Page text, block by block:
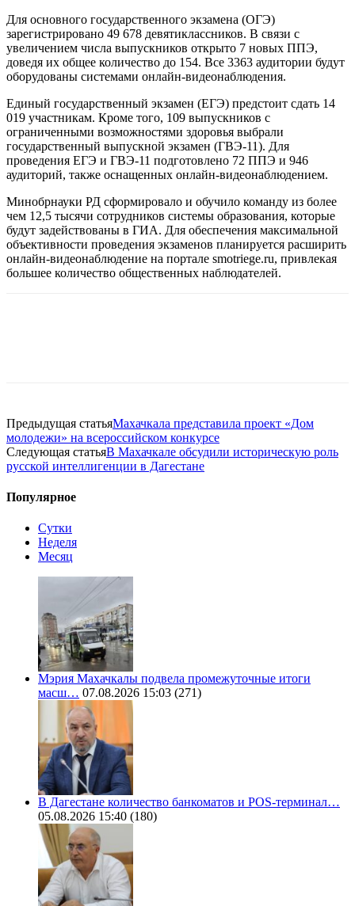
Для основного государственного экзамена (ОГЭ)
зарегистрировано 49 678 девятиклассников. В связи с
увеличением числа выпускников открыто 7 новых ППЭ,
доведя их общее количество до 154. Все 3363 аудитории будут
оборудованы системами онлайн-видеонаблюдения.
Единый государственный экзамен (ЕГЭ) предстоит сдать 14
019 участникам. Кроме того, 109 выпускников с
ограниченными возможностями здоровья выбрали
государственный выпускной экзамен (ГВЭ-11). Для
проведения ЕГЭ и ГВЭ-11 подготовлено 72 ППЭ и 946
аудиторий, также оснащенных онлайн-видеонаблюдением.
Минобрнауки РД сформировало и обучило команду из более
чем 12,5 тысячи сотрудников системы образования, которые
будут задействованы в ГИА. Для обеспечения максимальной
объективности проведения экзаменов планируется расширить
онлайн-видеонаблюдение на портале smotriege.ru, привлекая
большее количество общественных наблюдателей.
Предыдущая статьяМахачкала представила проект «Дом
молодежи» на всероссийском конкурсе
Следующая статьяВ Махачкале обсудили историческую роль
русской интеллигенции в Дагестане
Популярное
Сутки
Неделя
Месяц
Мэрия Махачкалы подвела промежуточные итоги
масш… 07.08.2026 15:03 (271)
В Дагестане количество банкоматов и POS-терминал…
05.08.2026 15:40 (180)